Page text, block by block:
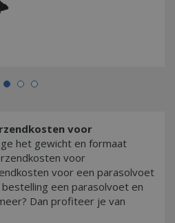
voor
het gewicht en formaat
voor
voor een parasolvoet
een parasolvoet en
Dan profiteer je van